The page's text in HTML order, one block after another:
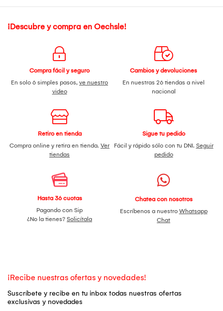
¡Descubre y compra en Oechsle!
Compra fácil y seguro
En solo 6 simples pasos, ve nuestro
video
Cambios y devoluciones
En nuestras 26 tiendas a nivel
nacional
Retiro en tienda
Compra online y retira en tienda. Ver
tiendas
Sigue tu pedido
Fácil y rápido sólo con tu DNI. Seguir
pedido
Hasta 36 cuotas
Pagando con Sip
¿No la tienes? Solicítala
Chatea con nosotros
Escríbenos a nuestro Whatsapp
Chat
¡Recibe nuestras ofertas y novedades!
Suscríbete y recibe en tu inbox todas nuestras ofertas
exclusivas y novedades